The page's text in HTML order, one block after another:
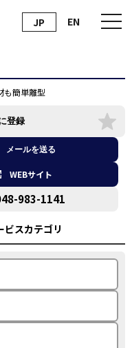
JP EN
簡単離型
登録
メールを送る
WEBサイト
983-1141
ビスカテゴリ